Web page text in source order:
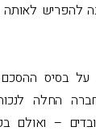
להפריש לאותה
על בסיס
1986 החברה
– ואולם